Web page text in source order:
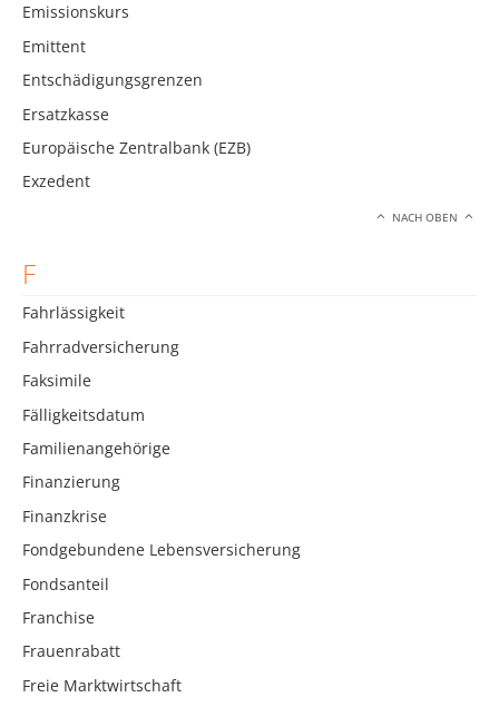
Emissionskurs
Emittent
Entschädigungsgrenzen
Ersatzkasse
Europäische Zentralbank (EZB)
Exzedent
NACH OBEN
F
Fahrlässigkeit
Fahrradversicherung
Faksimile
Fälligkeitsdatum
Familienangehörige
Finanzierung
Finanzkrise
Fondgebundene Lebensversicherung
Fondsanteil
Franchise
Frauenrabatt
Freie Marktwirtschaft